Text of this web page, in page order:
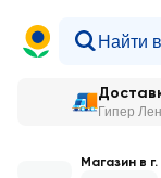
Гипер
Магазин в г.